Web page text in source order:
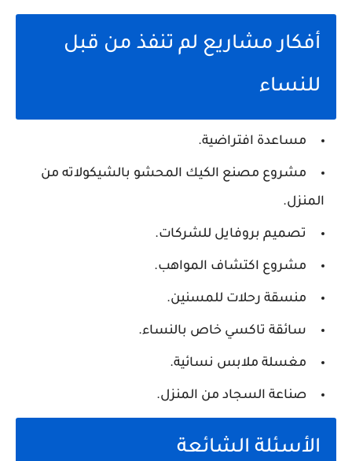
أفكار مشاريع لم تنفذ من قبل
للنساء
مساعدة افتراضية.
مشروع مصنع الكيك المحشو بالشيكولاته من
المنزل.
تصميم بروفايل للشركات.
مشروع اكتشاف المواهب.
منسقة رحلات للمسنين.
سائقة تاكسي خاص بالنساء.
مغسلة ملابس نسائية.
صناعة السجاد من المنزل.
الأسئلة الشائعة